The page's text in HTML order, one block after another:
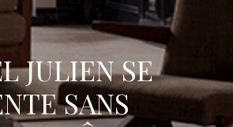
JULIEN SE
SANS